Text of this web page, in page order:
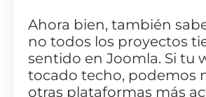
Ahora bien, también
no todos los proyectos
sentido en Joomla. Si tu
tocado techo, podemos
otras plataformas más